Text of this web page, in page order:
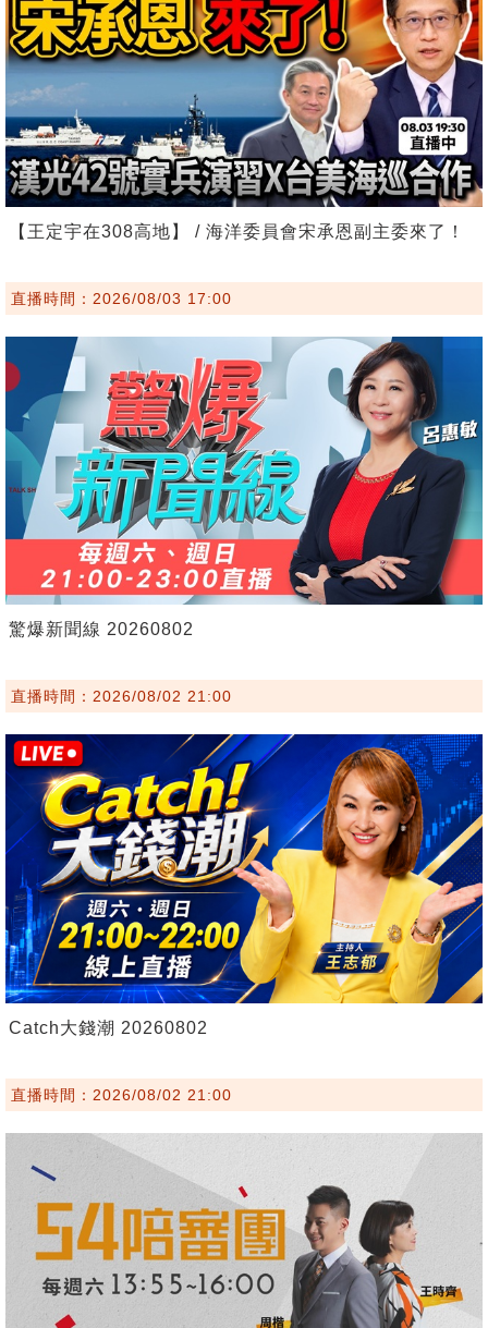
【王定宇在308高地】 / 海洋委員會宋承恩副主委來了！
直播時間：2026/08/03 17:00
驚爆新聞線 20260802
直播時間：2026/08/02 21:00
Catch大錢潮 20260802
直播時間：2026/08/02 21:00